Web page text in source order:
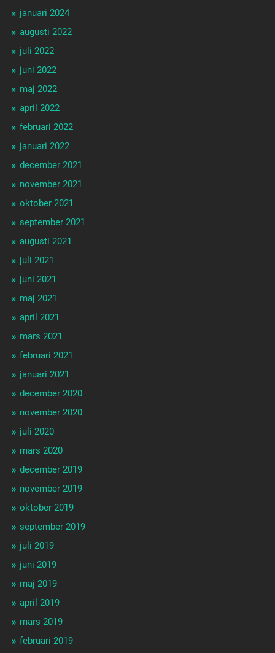
januari 2024
augusti 2022
juli 2022
juni 2022
maj 2022
april 2022
februari 2022
januari 2022
december 2021
november 2021
oktober 2021
september 2021
augusti 2021
juli 2021
juni 2021
maj 2021
april 2021
mars 2021
februari 2021
januari 2021
december 2020
november 2020
juli 2020
mars 2020
december 2019
november 2019
oktober 2019
september 2019
juli 2019
juni 2019
maj 2019
april 2019
mars 2019
februari 2019